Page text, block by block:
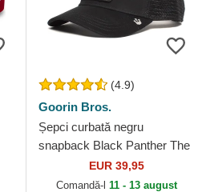
(4.9)
Goorin Bros.
Șepci curbată negru
snapback Black Panther The
Farm Goorin Bros.
EUR 39,95
Comandă-l 11 - 13 august